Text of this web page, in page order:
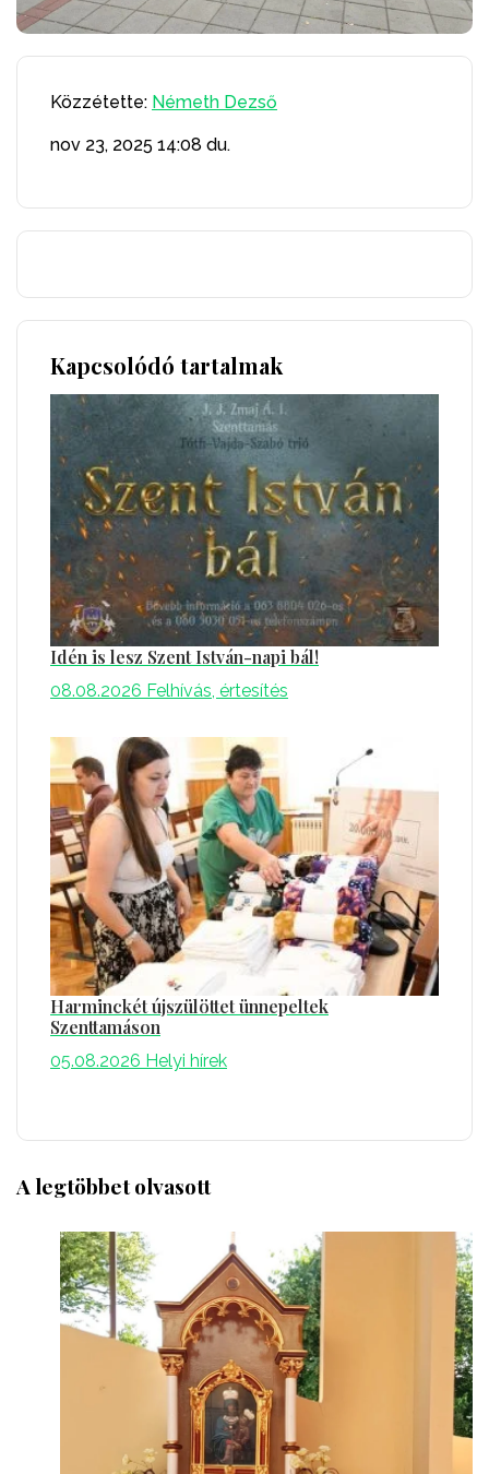
Közzétette: Németh Dezső
nov 23, 2025 14:08 du.
Kapcsolódó tartalmak
Idén is lesz Szent István-napi bál!
08.08.2026 Felhívás, értesítés
Harminckét újszülöttet ünnepeltek
Szenttamáson
05.08.2026 Helyi hírek
A legtöbbet olvasott